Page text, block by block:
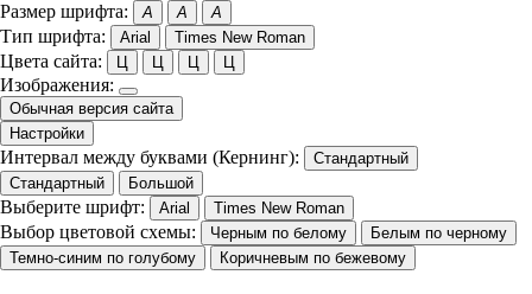
Размер шрифта: A A A
Тип шрифта: Arial Times New Roman
Цвета сайта: Ц Ц Ц Ц
Изображения:
Обычная версия сайта
Настройки
Интервал между буквами (Кернинг):
Стандартный
Стандартный
Большой
Выберите шрифт: Arial Times New Roman
Выбор цветовой схемы: Черным по белому
Белым по черному
Темно-синим по голубому
Коричневым по бежевому